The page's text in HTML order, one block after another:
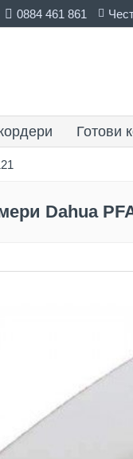
0884 461 861
Готови
Dahua